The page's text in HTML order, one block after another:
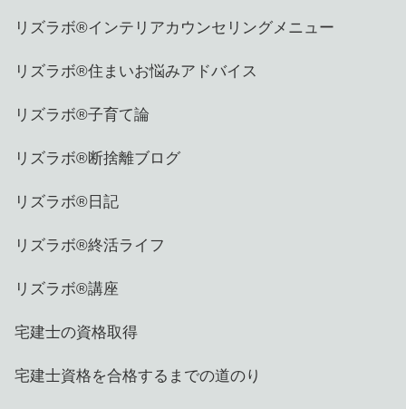
リズラボ®️インテリアカウンセリングメニュー
リズラボ®️住まいお悩みアドバイス
リズラボ®️子育て論
リズラボ®️断捨離ブログ
リズラボ®️日記
リズラボ®️終活ライフ
リズラボ®️講座
宅建士の資格取得
宅建士資格を合格するまでの道のり